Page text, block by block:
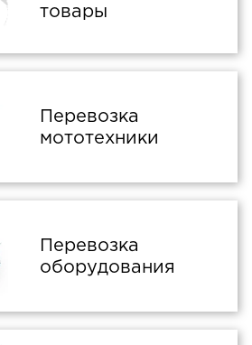
товары
Перевозка
мототехники
Перевозка
оборудования